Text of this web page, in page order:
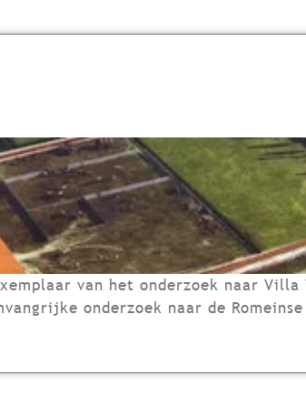
van het onderzoek naar
onderzoek naar de